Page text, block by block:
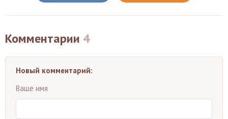
Комментарии 4
Новый комментарий:
Ваше имя